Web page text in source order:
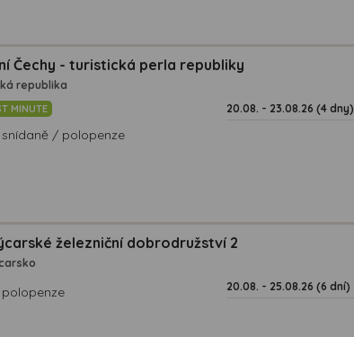
Čechy - turistická perla republiky
republika
MINUTE
snídaně / polopenze
20.08. - 23.08.26 (4 dny)
železniční dobrodružství 2
polopenze 20.08. - 25.08.26 (6 dní)